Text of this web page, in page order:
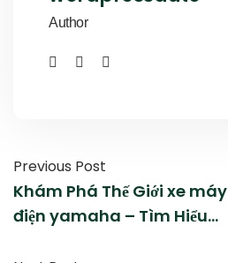
Author
Previous Post
Khám Phá Thế Giới xe máy
điện yamaha – Tìm Hiểu